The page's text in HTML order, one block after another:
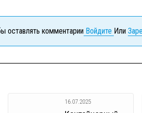
оставлять комментарии Войдите Или
16.07.2025